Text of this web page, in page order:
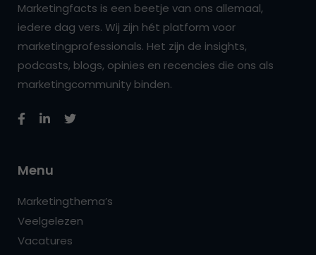
Marketingfacts is een beetje van ons allemaal,
iedere dag vers. Wij zijn hét platform voor
marketingprofessionals. Het zijn de insights,
podcasts, blogs, opinies en recencies die ons als
marketingcommunity binden.
Menu
Marketingthema’s
Veelgelezen
Vacatures